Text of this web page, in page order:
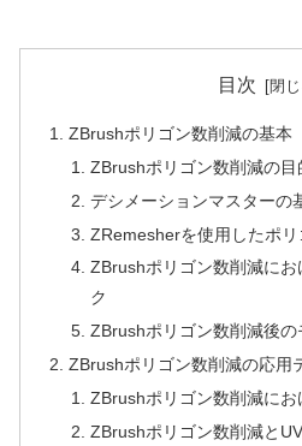
目次
ZBrushポリゴン数削減の基本
ZBrushポリゴン数削減の目
デシメーションマスターの
ZRemesherを使用したポ
ZBrushポリゴン数削減に
ク
ZBrushポリゴン数削減後
ZBrushポリゴン数削減の応用
ZBrushポリゴン数削減に
ZBrushポリゴン数削減と